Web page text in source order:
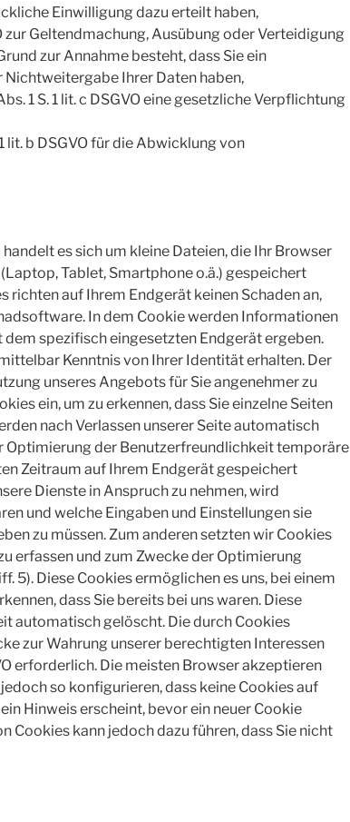
Einwilligung dazu erteilt haben,
zur Geltendmachung, Ausübung oder Verteidigung
zur Annahme besteht, dass Sie ein
Ihrer Daten haben,
1 S. 1 lit. c DSGVO eine gesetzliche Verpflichtung
lit. b DSGVO für die Abwicklung von
es sich um kleine Dateien, die Ihr Browser
Tablet, Smartphone o.ä.) gespeichert
richten auf Ihrem Endgerät keinen Schaden an,
In dem Cookie werden Informationen
spezifisch eingesetzten Endgerät ergeben.
Kenntnis von Ihrer Identität erhalten. Der
unseres Angebots für Sie angenehmer zu
ein, um zu erkennen, dass Sie einzelne Seiten
nach Verlassen unserer Seite automatisch
Optimierung der Benutzerfreundlichkeit temporäre
Zeitraum auf Ihrem Endgerät gespeichert
Dienste in Anspruch zu nehmen, wird
und welche Eingaben und Einstellungen sie
zu müssen. Zum anderen setzten wir Cookies
erfassen und zum Zwecke der Optimierung
5). Diese Cookies ermöglichen es uns, bei einem
dass Sie bereits bei uns waren. Diese
automatisch gelöscht. Die durch Cookies
zur Wahrung unserer berechtigten Interessen
erforderlich. Die meisten Browser akzeptieren
so konfigurieren, dass keine Cookies auf
Hinweis erscheint, bevor ein neuer Cookie
kann jedoch dazu führen, dass Sie nicht